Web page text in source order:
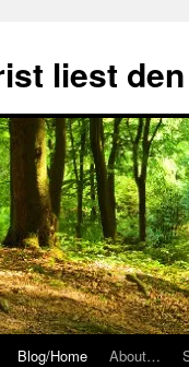
liest
Blog/Home About…